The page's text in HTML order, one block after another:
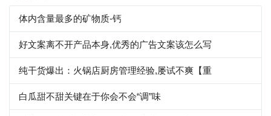
体内含量最多的矿物质-钙
好文案离不开产品本身,优秀的广告文案该怎么写
纯干货爆出：火锅店厨房管理经验,屡试不爽【重
白瓜甜不甜关键在于你会不会“调”味